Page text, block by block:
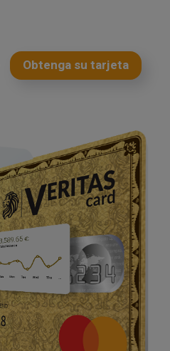
Obtenga su tarjeta